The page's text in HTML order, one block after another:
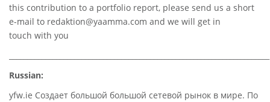
this contribution to a portfolio report, please send us a short
e-mail to redaktion@yaamma.com and we will get in
touch with you
Russian:
yfw.ie Создает большой большой сетевой рынок в мире. По